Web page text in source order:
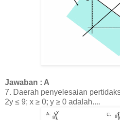
Jawaban : A
7. Daerah penyelesaian
2y ≤ 9; x ≥ 0; y ≥ 0 adalah....